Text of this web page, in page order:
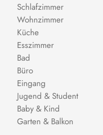
Schlafzimmer
Wohnzimmer
Küche
Esszimmer
Bad
Büro
Eingang
Jugend & Student
Baby & Kind
Garten & Balkon